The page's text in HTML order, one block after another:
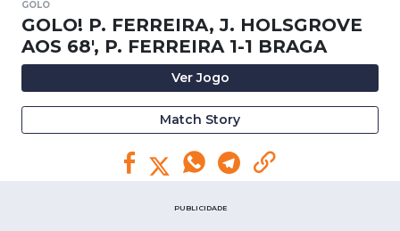
GOLO
GOLO! P. FERREIRA, J. HOLSGROVE
AOS 68', P. FERREIRA 1-1 BRAGA
Ver Jogo
Match Story
PUBLICIDADE